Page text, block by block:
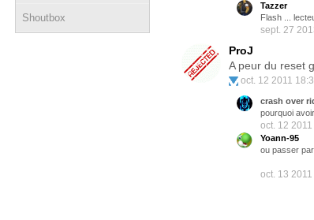
Shoutbox
Tazzer
Flash ...
sept. 27
ProJ
A peur du reset
oct. 12 2011
crash over
pourquoi
oct. 12
Yoann-95
ou passer
oct. 13